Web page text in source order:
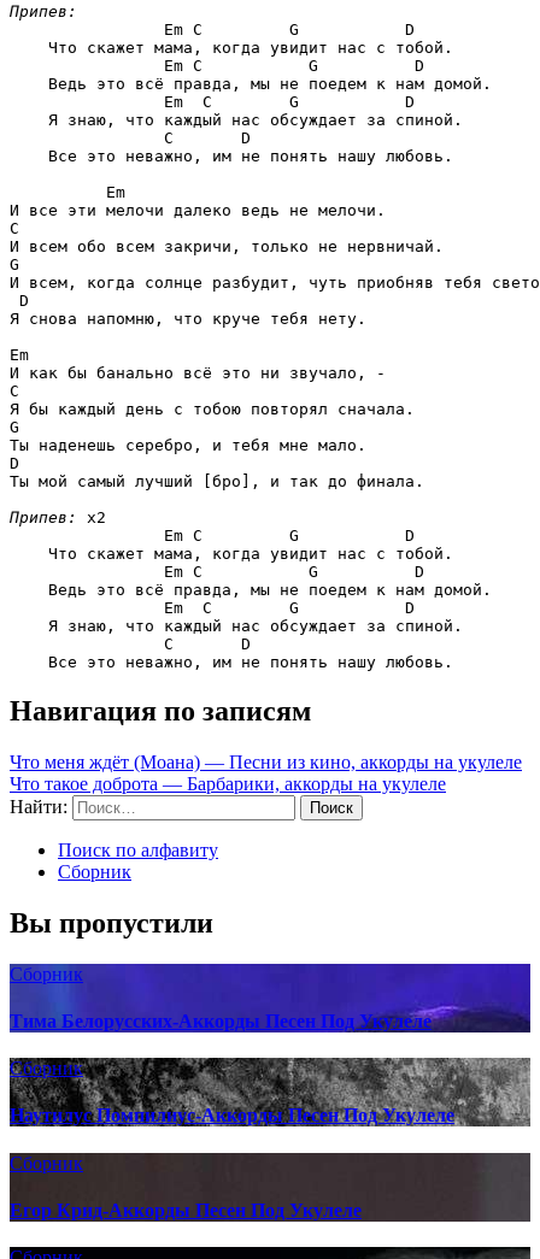
Припев:
Em C         G           D
    Что скажет мама, когда увидит нас с тобой.
Em C           G          D
    Ведь это всё правда, мы не поедем к нам домой.
Em  C        G           D
    Я знаю, что каждый нас обсуждает за спиной.
C       D
    Все это неважно, им не понять нашу любовь.
Em
C
G
И всем, когда солнце разбудит, чуть приобняв тебя
D
Я снова напомню, что круче тебя нету.
Em
C
G
D
Ты мой самый лучший [бро], и так до финала.
Припев:
x2
Em C         G           D
    Что скажет мама, когда увидит нас с тобой.
Em C           G          D
    Ведь это всё правда, мы не поедем к нам домой.
Em  C        G           D
    Я знаю, что каждый нас обсуждает за спиной.
C       D
Навигация по записям
Что меня ждёт (Моана) — Песни из кино, аккорды на укулеле
Что такое доброта — Барбарики, аккорды на укулеле
Найти:
Поиск по алфавиту
Сборник
Вы пропустили
Сборник
Тима Белорусских-Аккорды Песен Под Укулеле
Сборник
Наутилус Помпилиус-Аккорды Песен Под Укулеле
Сборник
Егор Крид-Аккорды Песен Под Укулеле